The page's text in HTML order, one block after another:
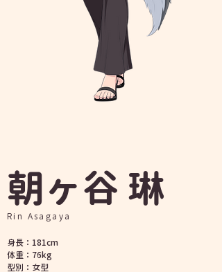
Rin Asagaya
​朝ヶ谷 琳
身長：181cm
​体重：76kg
型別 ：女型